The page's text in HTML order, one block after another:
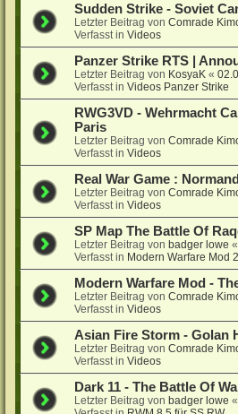
Sudden Strike - Soviet
Letzter Beitrag vonComrade
Verfasst inVideos
Panzer Strike RTS |
Letzter Beitrag von KosyaK «
Verfasst inVideos Panzer Strike
RWG3VD - Wehrmacht
Paris
Letzter Beitrag vonComrade
Verfasst inVideos
Real War Game :
Letzter Beitrag vonComrade
Verfasst inVideos
SP Map The Battle Of
Letzter Beitrag vonbadger lowe
Verfasst in Modern Warfare Mod
Modern Warfare Mod -
Letzter Beitrag vonComrade
Verfasst inVideos
Asian Fire Storm - Golan
Letzter Beitrag vonComrade
Verfasst inVideos
Dark 11 - The Battle Of
Letzter Beitrag vonbadger lowe «